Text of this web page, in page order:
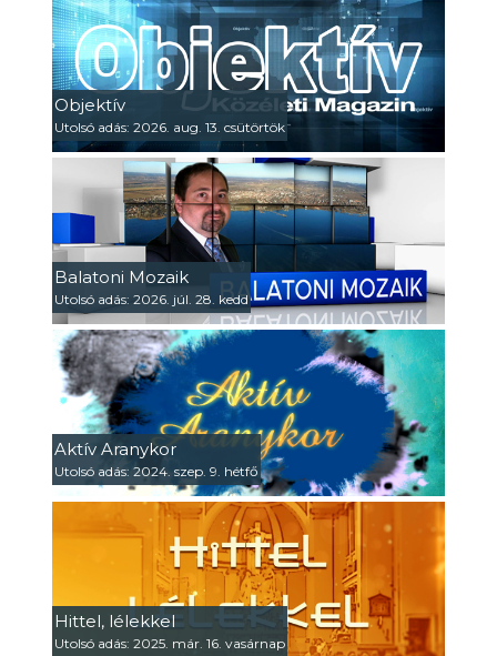
Objektív
Utolsó adás: 2026. aug. 13. csütörtök
Balatoni Mozaik
Utolsó adás: 2026. júl. 28. kedd
Aktív Aranykor
Utolsó adás: 2024. szep. 9. hétfő
Hittel, lélekkel
Utolsó adás: 2025. már. 16. vasárnap